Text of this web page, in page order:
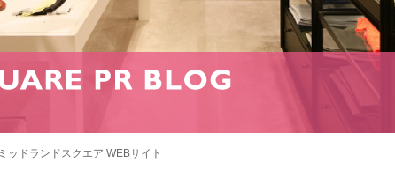
ッドランドスクエア WEBサイト